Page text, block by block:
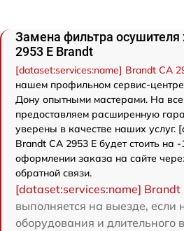
Замена фильтра осушителя
2953 E Brandt
[dataset:services:name] Brandt CA
нашем профильном сервис-
Дону опытными мастерами. На
предоставляем расширенную
уверены в качестве наших услуг.
Brandt CA 2953 E будет стоить на
оформлении заказа на сайте
обратной связи.
[dataset:services:name] Brandt
выполняется на выезде, если
оборудования и длительного